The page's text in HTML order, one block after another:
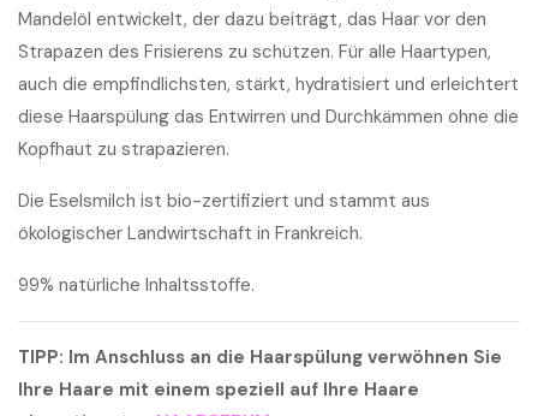
Mandelöl entwickelt, der dazu beiträgt, das Haar vor den
Strapazen des Frisierens zu schützen. Für alle Haartypen,
auch die empfindlichsten, stärkt, hydratisiert und erleichtert
diese Haarspülung das Entwirren und Durchkämmen ohne die
Kopfhaut zu strapazieren.
Die Eselsmilch ist bio-zertifiziert und stammt aus
ökologischer Landwirtschaft in Frankreich.
99% natürliche Inhaltsstoffe.
TIPP: Im Anschluss an die Haarspülung verwöhnen Sie
Ihre Haare mit einem speziell auf Ihre Haare